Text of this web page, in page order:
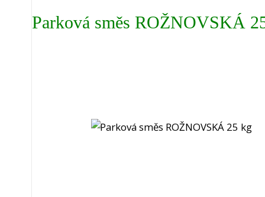
Parková směs ROŽNOVSKÁ